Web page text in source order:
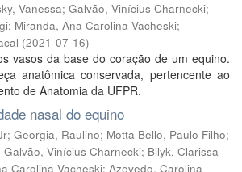
Vanessa; Galvão, Vinícius Charnecki;
; Miranda, Ana Carolina Vacheski;
(2021-07-16)
vasos da base do coração de um equino.
anatômica conservada, pertencente ao
de Anatomia da UFPR.
nasal do equino
; Georgia, Raulino; Motta Bello, Paulo Filho;
Galvão, Vinícius Charnecki; Bilyk, Clarissa
Carolina Vacheski; Azevedo, Carolina